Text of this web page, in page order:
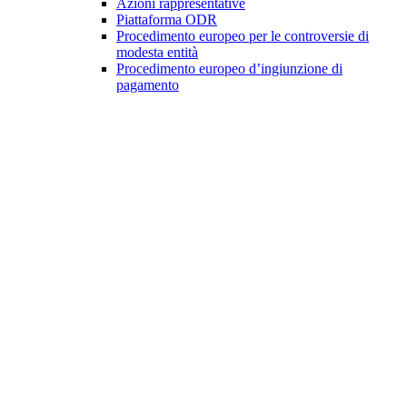
Azioni rappresentative
Piattaforma ODR
Procedimento europeo per le controversie di
modesta entità
Procedimento europeo d’ingiunzione di
pagamento